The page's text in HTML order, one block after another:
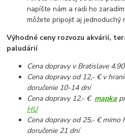
napíšte nám a radi ho
môžete pripojiť aj jednoduchý
Výhodné ceny rozvozu akvárií,
paludárií
Cena dopravy v Bratislave
Cena dopravy od 12,- € v
doručenie 10-14 dní
Cena dopravy 12.- € mapka
HU
Cena dopravy od 25,- € mimo
doručenie 21 dní